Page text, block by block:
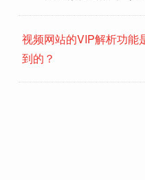
视频网站的VIP解析功能
到的？